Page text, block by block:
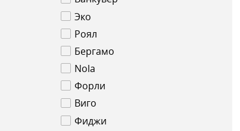
Эко
Роял
Бергамо
Nola
Форли
Виго
Фиджи